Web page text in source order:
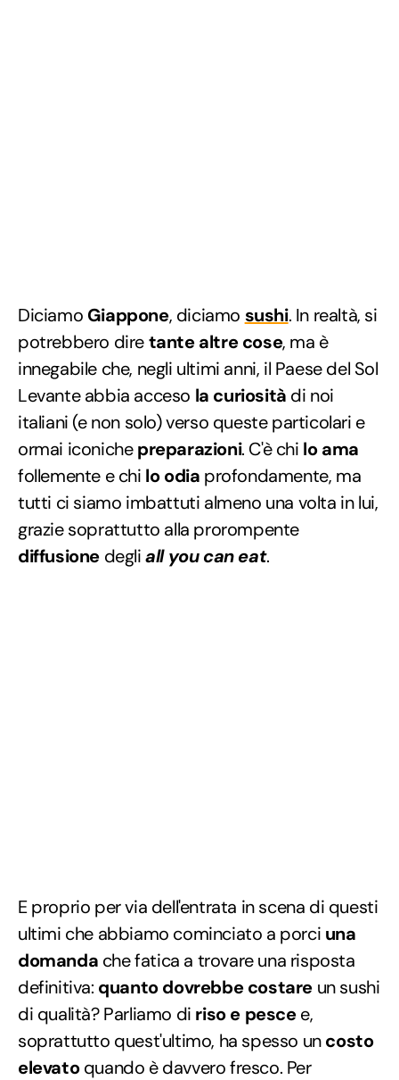
Diciamo Giappone, diciamo sushi. In realtà, si
potrebbero diretante altre cose, ma è
innegabile che, negli ultimi anni, il Paese del Sol
Levante abbia acceso la curiosità di noi
italiani (e non solo) verso queste particolari e
ormai iconichepreparazioni. C'è chi lo ama
follemente e chi lo odia profondamente, ma
tutti ci siamo imbattuti almeno una volta in lui,
grazie soprattutto alla prorompente
diffusione degliall you can eat.
E proprio per via dell'entrata in scena di questi
ultimi che abbiamo cominciato a porci una
domanda che fatica a trovare una risposta
definitiva: quanto dovrebbe costare un sushi
di qualità? Parliamo di riso e pescee,
soprattutto quest'ultimo, ha spesso uncosto
elevatoquando è davvero fresco. Per